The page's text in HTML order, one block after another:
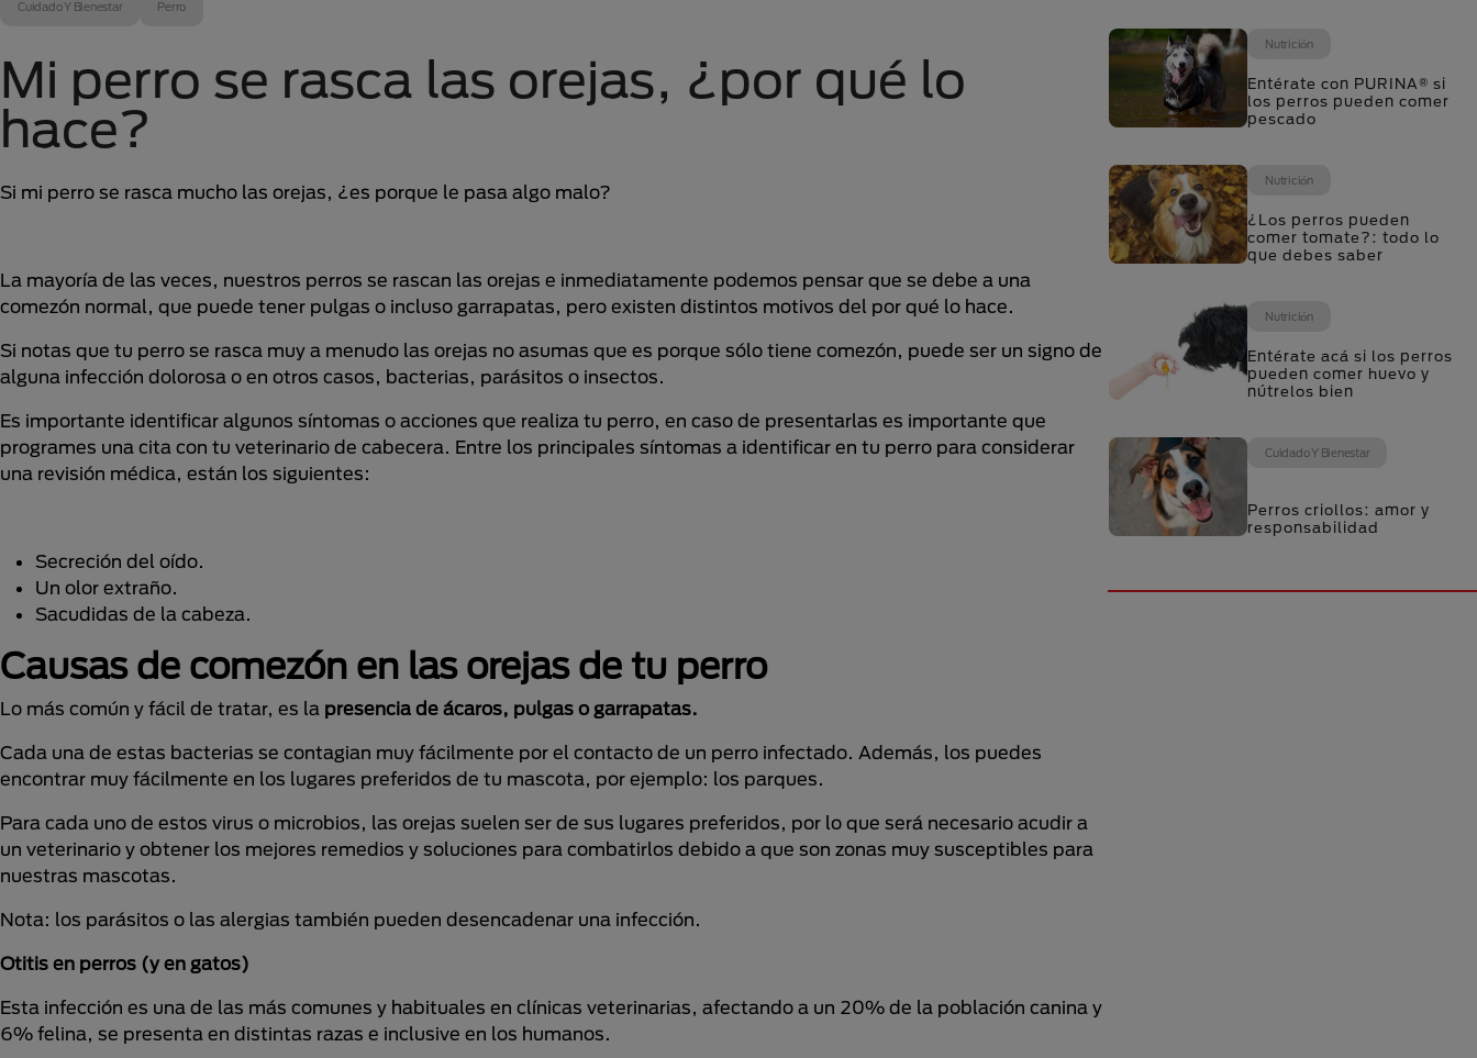
Cuidado Y Bienestar Perro
Mi perro se rasca las orejas, ¿por qué lo
hace?
Si mi perro se rasca mucho las orejas, ¿es porque le pasa algo malo?
La mayoría de las veces, nuestros perros se rascan las orejas e inmediatamente podemos pensar que se debe a una
comezón normal, que puede tener pulgas o incluso garrapatas, pero existen distintos motivos del por qué lo hace.
Si notas que tu perro se rasca muy a menudo las orejas no asumas que es porque sólo tiene comezón, puede ser un signo de
alguna infección dolorosa o en otros casos, bacterias, parásitos o insectos.
Es importante identificar algunos síntomas o acciones que realiza tu perro, en caso de presentarlas es importante que
programes una cita con tu veterinario de cabecera. Entre los principales síntomas a identificar en tu perro para considerar
una revisión médica, están los siguientes:
Secreción del oído.
Un olor extraño.
Sacudidas de la cabeza.
Causas de comezón en las orejas de tu perro
Lo más común y fácil de tratar, es la presencia de ácaros, pulgas o garrapatas.
Cada una de estas bacterias se contagian muy fácilmente por el contacto de un perro infectado. Además, los puedes
encontrar muy fácilmente en los lugares preferidos de tu mascota, por ejemplo: los parques.
Para cada uno de estos virus o microbios, las orejas suelen ser de sus lugares preferidos, por lo que será necesario acudir a
un veterinario y obtener los mejores remedios y soluciones para combatirlos debido a que son zonas muy susceptibles para
nuestras mascotas.
Nota: los parásitos o las alergias también pueden desencadenar una infección.
Otitis en perros (y en gatos)
Esta infección es una de las más comunes y habituales en clínicas veterinarias, afectando a un 20% de la población canina y
6% felina, se presenta en distintas razas e inclusive en los humanos.
Nutrición
Entérate con PURINA® si
los perros pueden comer
pescado
Nutrición
¿Los perros pueden
comer tomate?: todo lo
que debes saber
Nutrición
Entérate acá si los perros
pueden comer huevo y
nútrelos bien
Cuidado Y Bienestar
Perros criollos: amor y
responsabilidad